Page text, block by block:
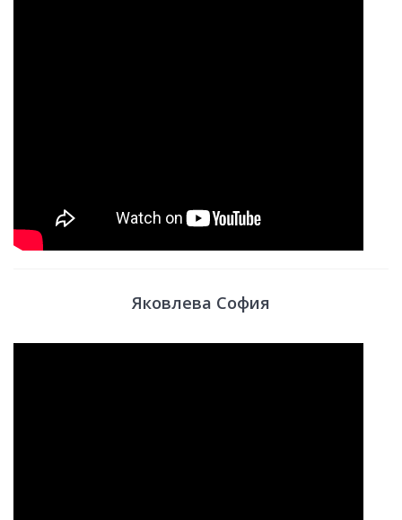
Яковлева София